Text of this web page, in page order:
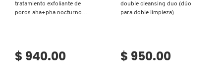
tratamiento exfoliante de
poros aha+pha nocturno
$ 940.00
double cleansing duo (dúo
para doble limpieza)
$ 950.00